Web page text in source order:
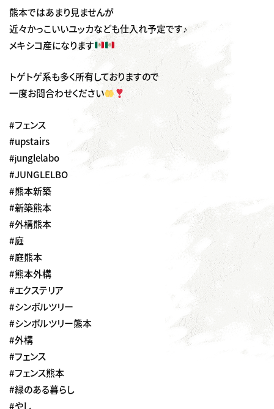
熊本ではあまり見ませんが
近々かっこいいユッカなども仕入れ予定です♪
メキシコ産になります
トゲトゲ系も多く所有しておりますので
一度お問合わせください
#フェンス
#upstairs
#junglelabo
#JUNGLELBO
#熊本新築
#新築熊本
#外構熊本
#庭
#庭熊本
#熊本外構
#エクステリア
#シンボルツリー
#シンボルツリー熊本
#外構
#フェンス
#フェンス熊本
#緑のある暮らし
#やし